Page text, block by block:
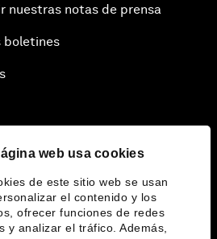
web usa cookies
de este sitio web se usan
el contenido y los
ofrecer funciones de redes
y analizar el tráfico. Además,
nuestras notas de prensa
boletines